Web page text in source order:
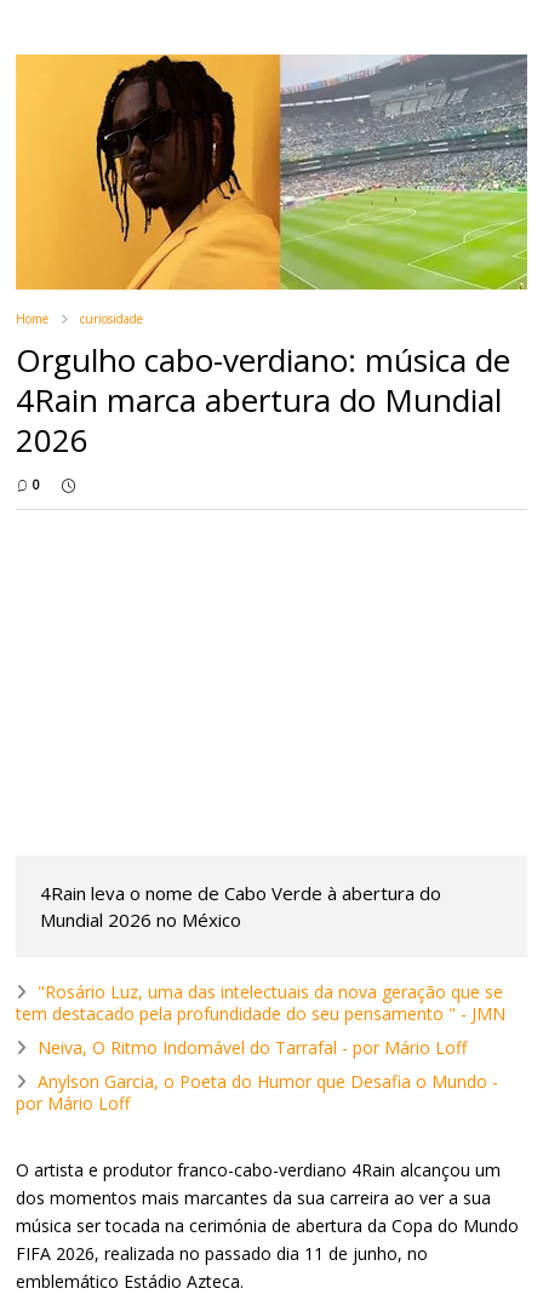
Home curiosidade
Orgulho cabo-verdiano: música de
4Rain marca abertura do Mundial
2026
0
4Rain leva o nome de Cabo Verde à abertura do
Mundial 2026 no México
"Rosário Luz, uma das intelectuais da nova geração que se
tem destacado pela profundidade do seu pensamento " - JMN
Neiva, O Ritmo Indomável do Tarrafal - por Mário Loff
Anylson Garcia, o Poeta do Humor que Desafia o Mundo -
por Mário Loff
O artista e produtor franco-cabo-verdiano 4Rain alcançou um
dos momentos mais marcantes da sua carreira ao ver a sua
música ser tocada na cerimónia de abertura da Copa do Mundo
FIFA 2026, realizada no passado dia 11 de junho, no
emblemático Estádio Azteca.